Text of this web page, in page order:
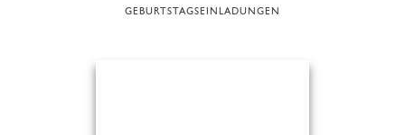
GEBURTSTAGSEINLADUNGEN